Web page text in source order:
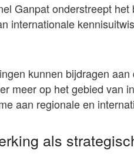
Ganpat onderstreept
internationale
kunnen bijdragen
meer op het gebied van
aan regionale en
als